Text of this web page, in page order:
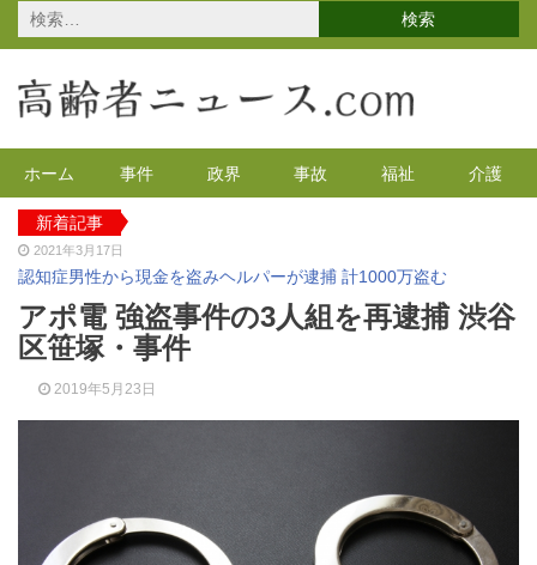
検
索:
ホーム 事件 政界 事故 福祉 介護
新着記事
2021年3月17日
認知症男性から現金を盗みヘルパーが逮捕 計1000万盗む
2021年2月4日
2020年の特殊詐欺が1万3千件 コロナで高齢者の被害が多発
2020年12月14日
有料老人ホームを活用で特養待機者を解消へ 江戸川区
東京都 高齢者らを対象にGoToの自粛を呼びかけ
2021年4月12日
高齢者のワクチン接種始まる 今日から全国で開始
アポ電 強盗事件の3人組を再逮捕 渋谷
区笹塚・事件
2019年5月23日